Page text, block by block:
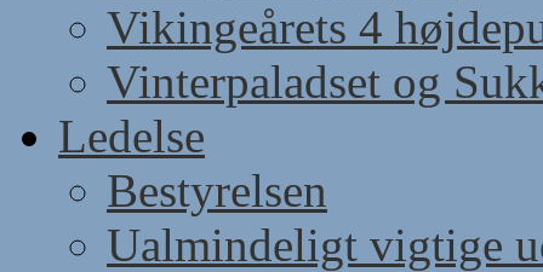
Vikingeårets 4
Vinterpaladset og
Ledelse
Bestyrelsen
Ualmindeligt vigtige